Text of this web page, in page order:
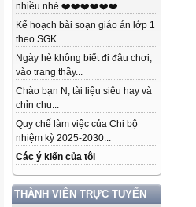
nhiều nhé ❤️❤️❤️❤️❤️❤️...
Kế hoạch bài soạn giáo án lớp 1
theo SGK...
Ngày hè không biết đi đâu chơi,
vào trang thầy...
Chào bạn N, tài liệu siêu hay và
chỉn chu...
Quy chế làm việc của Chi bộ
nhiệm kỳ 2025-2030...
Các ý kiến của tôi
THÀNH VIÊN TRỰC TUYẾN